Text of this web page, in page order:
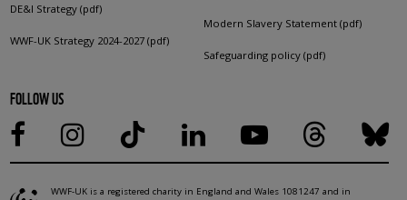
DE&I Strategy (pdf)
WWF-UK Strategy 2024-2027 (pdf)
Modern Slavery Statement (pdf)
Safeguarding policy (pdf)
FOLLOW US
WWF-UK is a registered charity in England and Wales 1081247 and in